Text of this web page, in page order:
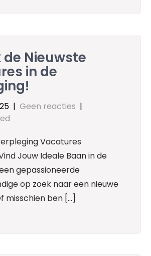
Nieuwste
in de
| Geen reacties |
Vacatures
Jouw Ideale Baan in de
gepassioneerde
op zoek naar een nieuwe
misschien ben […]